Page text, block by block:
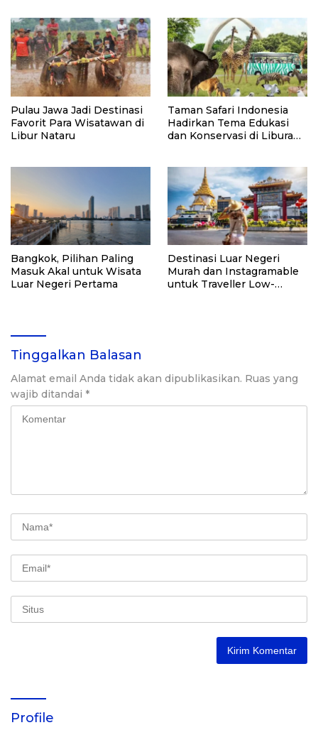
Pulau Jawa Jadi Destinasi
Favorit Para Wisatawan di
Libur Nataru
Taman Safari Indonesia
Hadirkan Tema Edukasi
dan Konservasi di Liburan
Bangkok, Pilihan Paling
Masuk Akal untuk Wisata
Luar Negeri Pertama
Destinasi Luar Negeri
Murah dan Instagramable
untuk Traveller Low-
Tinggalkan Balasan
Alamat email Anda tidak akan dipublikasikan. Ruas yang
wajib ditandai *
Profile